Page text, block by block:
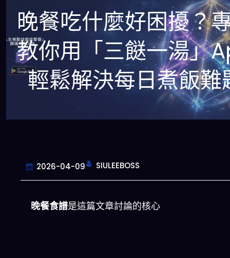
晚餐吃什麼好困擾？
教你用「三餸一湯」
輕鬆解決每日煮飯難
2026-04-09 SIULEEBOSS
晚餐食譜是這篇文章討論的核心